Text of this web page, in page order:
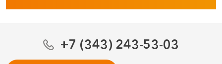
+7 (343) 243-53-03